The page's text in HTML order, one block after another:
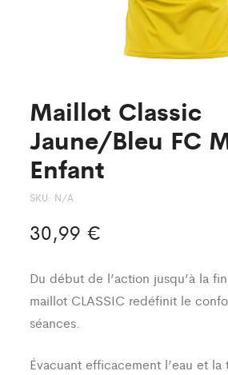
Maillot Classic
Jaune/Bleu FC
Enfant
SKU: N/A
30,99 €
Du début de l’action jusqu’à la
maillot CLASSIC redéfinit le
séances.
Évacuant efficacement l’eau et la